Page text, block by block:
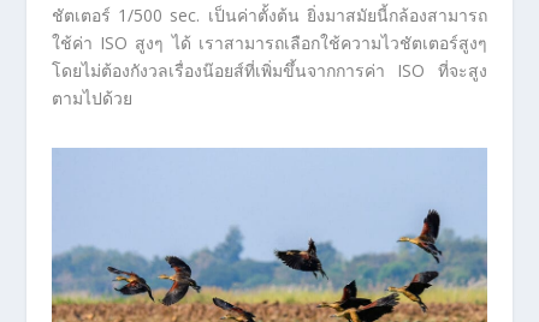
ชัตเตอร์ 1/500 sec. เป็นค่าตั้งต้น ยิ่งมาสมัยนี้กล้องสามารถ
ใช้ค่า ISO สูงๆ ได้ เราสามารถเลือกใช้ความไวชัตเตอร์สูงๆ
โดยไม่ต้องกังวลเรื่องน๊อยส์ที่เพิ่มขึ้นจากการค่า ISO ที่จะสูง
ตามไปด้วย